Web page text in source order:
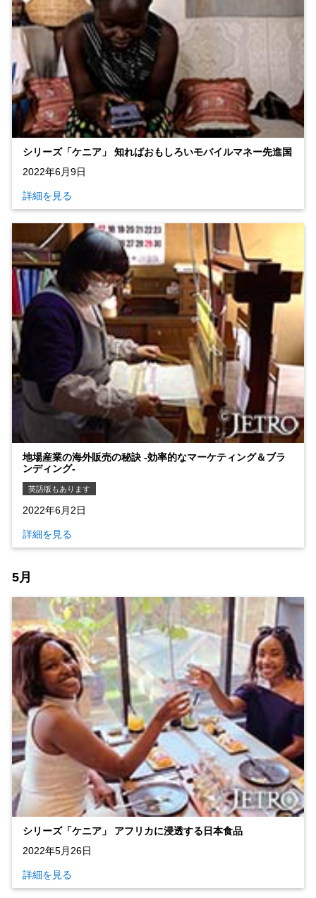
シリーズ「ケニア」 知ればおもしろいモバイルマネー先進国
2022年6月9日
詳細を見る
地場産業の海外販売の秘訣 ‐効率的なマーケティング＆ブラ
ンディング‐
英語版もあります
2022年6月2日
詳細を見る
5月
シリーズ「ケニア」 アフリカに浸透する日本食品
2022年5月26日
詳細を見る